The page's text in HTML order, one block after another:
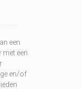
een
met een
en/of